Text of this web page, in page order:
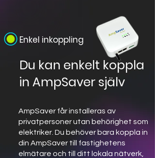
Enkel inkoppling
Du kan enkelt koppla
in AmpSaver själv
AmpSaver får installeras av
privatpersoner utan behörighet som
elektriker. Du behöver bara koppla in
din AmpSaver till fastighetens
elmätare och till ditt lokala nätverk,